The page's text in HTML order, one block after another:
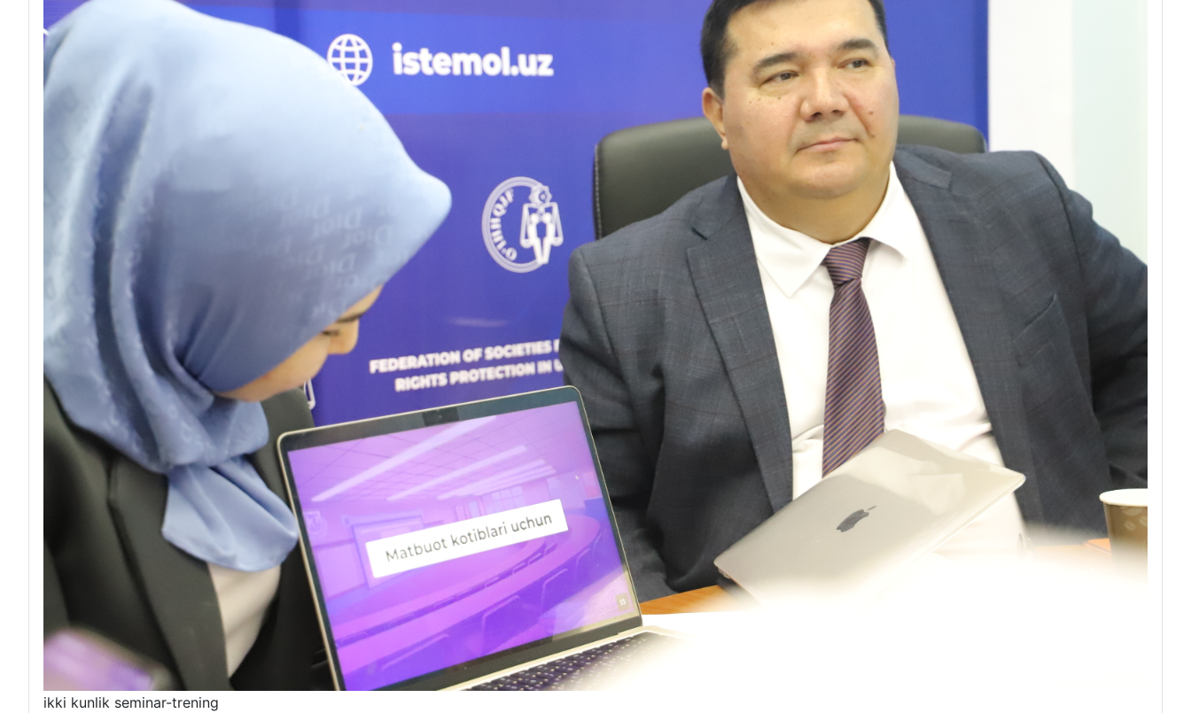
“Sunʼiy idrok davrida axborot xizmati trendlari va yangi ko‘nikmalar” mavzusida
ikki kunlik seminar-trening